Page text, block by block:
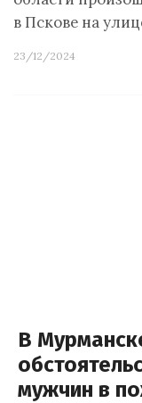
в Пскове на
23/12/2024
В
мужчин в